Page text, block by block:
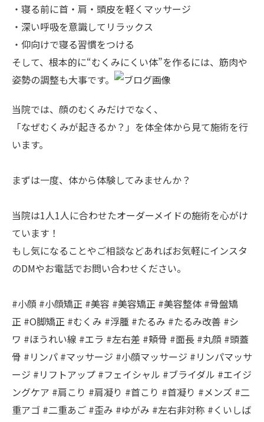
・寝る前に首・肩・頭皮を軽くマッサージ
・深い呼吸を意識してリラックス
・仰向けで寝る習慣をつける
そして、根本的に“むくみにくい体”を作るには、筋肉や
姿勢の調整も大事です。
当院では、顔のむくみだけでなく、
「なぜむくみが起きるか？」を体全体から見て施術を行
います。
まずは一度、体から体験してみませんか？
当院は1人1人に合わせたオーダーメイドの施術を心がけ
ています！
もし気になることやご相談などあればお気軽にインスタ
のDMやお電話でお問い合わせください。
#小顔 #小顔矯正 #美容 #美容矯正 #美容整体 #骨盤矯
正 #O脚矯正 #むくみ #浮腫 #たるみ #たるみ改善 #シ
ワ #ほうれい線 #エラ #左右差 #頬骨 #面長 #丸顔 #頭蓋
骨 #リンパ #マッサージ #小顔マッサージ #リンパマッサ
ージ #リフトアップ #フェイシャル #ブライダル #エイジ
ングケア #肩こり #肩凝り #首こり #首凝り #メンズ #二
重アゴ #二重あご #歪み #ゆがみ #左右非対称 #くいしば